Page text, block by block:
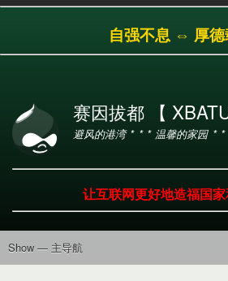
转
到
内
容
自强不息 ⇔ 厚德
户
赛因拔都 【
避风的港湾 * * * 温馨的家园 *
让互联网更好地造福国家
主
Show — 主导航